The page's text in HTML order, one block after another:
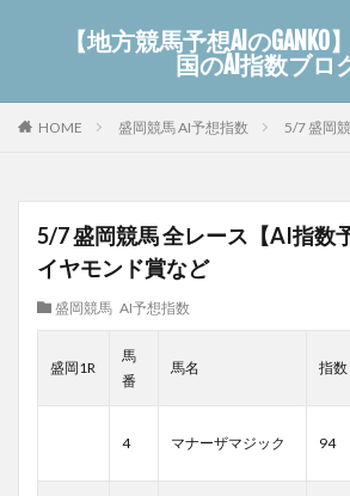
【地方競馬予想AIの
国のAI指数ブロ
HOME 盛岡競馬 AI予想指数 5/7 盛岡
5/7 盛岡競馬 全レース【AI指数
イヤモンド賞など
盛岡競馬 AI予想指数
盛岡1R
馬
番
馬名 指数
4 マナーザマジック 94